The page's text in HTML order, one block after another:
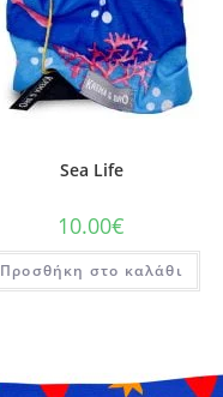
Sea Life
10.00€
Προσθήκη στο καλάθι